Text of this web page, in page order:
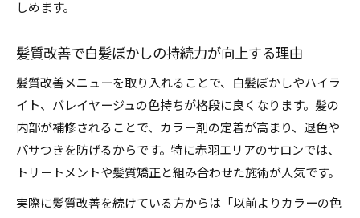
しめます。
髪質改善で白髪ぼかしの持続力が向上する理由
髪質改善メニューを取り入れることで、白髪ぼかしやハイラ
イト、バレイヤージュの色持ちが格段に良くなります。髪の
内部が補修されることで、カラー剤の定着が高まり、退色や
パサつきを防げるからです。特に赤羽エリアのサロンでは、
トリートメントや髪質矯正と組み合わせた施術が人気です。
実際に髪質改善を続けている方からは「以前よりカラーの色